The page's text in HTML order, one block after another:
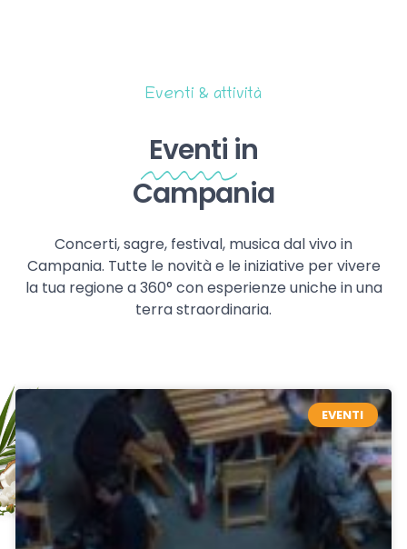
Eventi & attività
Eventi in
Campania
Concerti, sagre, festival, musica dal vivo in
Campania. Tutte le novità e le iniziative per vivere
la tua regione a 360° con esperienze uniche in una
terra straordinaria.
EVENTI